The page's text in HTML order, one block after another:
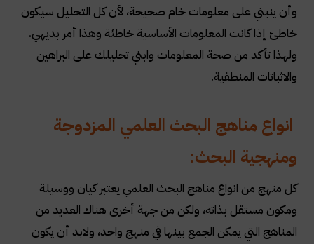
وأن ينبني على معلومات خام صحيحة، لأن كل التحليل سيكون
خاطئ إذا كانت المعلومات الأساسية خاطئة وهذا أمر بديهي.
ولهذا تأكد من صحة المعلومات وابني تحليلك على البراهين
والاثباتات المنطقية.
انواع مناهج البحث العلمي المزدوجة
ومنهجية البحث:
كل منهج من انواع مناهج البحث العلمي يعتبر كيان ووسيلة
ومكون مستقل بذاته، ولكن من جهة أخرى هناك العديد من
المناهج التي يمكن الجمع بينها في منهج واحد، ولابد أن يكون